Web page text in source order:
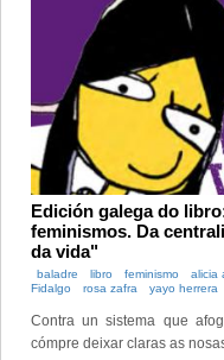
Edición galega do
feminismos. Da
da vida"
baladre libro feminismo alicia
Fidalgo
rosa zafra yayo herrera
Contra un sistema que
cómpre deixar claras as